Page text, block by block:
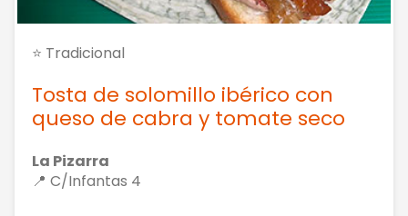
⭐ Tradicional
Tosta de solomillo ibérico con
queso de cabra y tomate seco
La Pizarra
📍 C/Infantas 4